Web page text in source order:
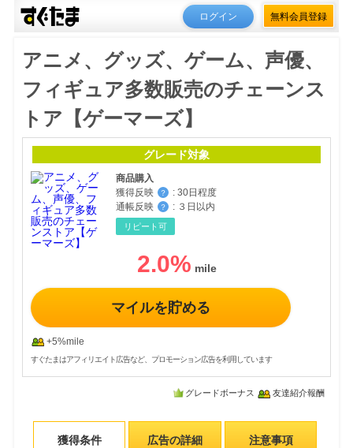
ログイン 無料会員登録
アニメ、グッズ、ゲーム、声優、
フィギュア多数販売のチェーンス
トア【ゲーマーズ】
グレード対象
商品購入
獲得反映
？ : 30日程度
通帳反映
？ : ３日以内
リピート可
2.0%
マイルを貯める
+5%mile
すぐたまはアフィリエイト広告など、プロモーション広告を利用しています
グレードボーナス 友達紹介報酬
獲得条件 広告の詳細 注意事項